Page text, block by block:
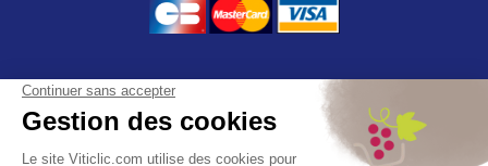
© 2025 - GROUPE COMPAS, TOUS DROITS RÉSERVÉS.
MENTIONS LÉGALES
CGV
POLITIQUE DE CONFIDENTIALITÉ